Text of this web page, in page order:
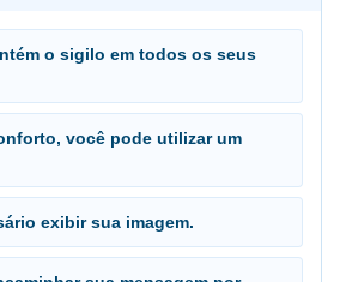
Permanente
ao Trabalho Infantil e de Estímulo à
e Enfrentamento do Assédio
o sigilo em todos os seus
você pode utilizar um
exibir sua imagem.